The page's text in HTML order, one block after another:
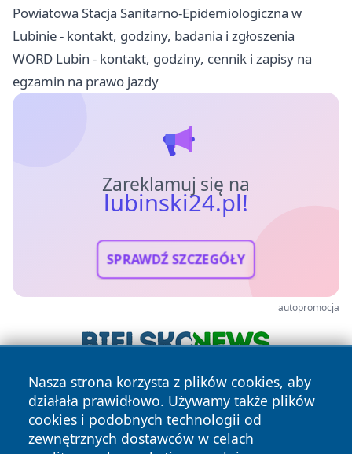
Powiatowa Stacja Sanitarno-Epidemiologiczna w
Lubinie - kontakt, godziny, badania i zgłoszenia
WORD Lubin - kontakt, godziny, cennik i zapisy na
egzamin na prawo jazdy
Zareklamuj się na
lubinski24.pl!
SPRAWDŹ SZCZEGÓŁY
autopromocja
Nasza strona korzysta z plików cookies, aby
działała prawidłowo. Używamy także plików
cookies i podobnych technologii od
zewnętrznych dostawców w celach